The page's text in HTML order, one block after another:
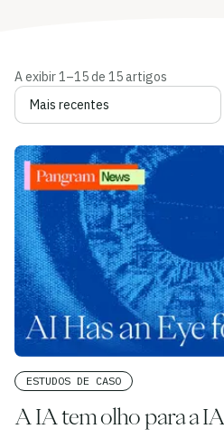
A exibir 1–15 de 15 artigos
Ordenar artigos
ESTUDOS DE CASO
A IA tem olho para a IA